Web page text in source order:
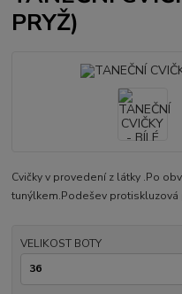
PRYŽ)
Cvičky v provedení z látky .Po
tunýlkem.Podešev protiskluzová
VELIKOST BOTY